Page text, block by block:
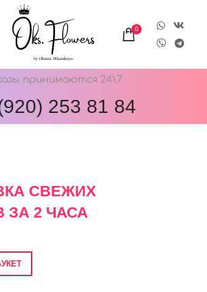
0
принимаются 24\7
253 81 84
СВЕЖИХ
ЗА 2 ЧАСА